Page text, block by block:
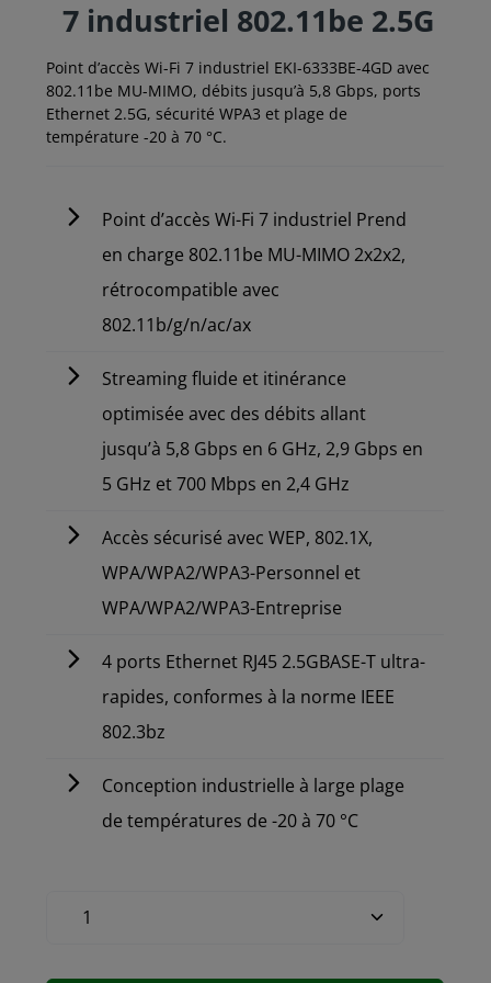
7 industriel 802.11be 2.5G
Point d’accès Wi-Fi 7 industriel EKI-6333BE-4GD avec
802.11be MU-MIMO, débits jusqu’à 5,8 Gbps, ports
Ethernet 2.5G, sécurité WPA3 et plage de
température -20 à 70 °C.
Point d’accès Wi-Fi 7 industriel Prend
en charge 802.11be MU-MIMO 2x2x2,
rétrocompatible avec
802.11b/g/n/ac/ax
Streaming fluide et itinérance
optimisée avec des débits allant
jusqu’à 5,8 Gbps en 6 GHz, 2,9 Gbps en
5 GHz et 700 Mbps en 2,4 GHz
Accès sécurisé avec WEP, 802.1X,
WPA/WPA2/WPA3-Personnel et
WPA/WPA2/WPA3-Entreprise
4 ports Ethernet RJ45 2.5GBASE-T ultra-
rapides, conformes à la norme IEEE
802.3bz
Conception industrielle à large plage
de températures de -20 à 70 °C